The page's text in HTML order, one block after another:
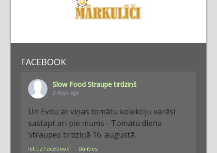
FACEBOOK
Slow Food Straupe tirdziņš
2 days ago
Un Evitu ar viņas tomātu kolekciju varēsi
sastapt arī pie mums - Tomātu diena
Straupes tirdziņā 16. augustā.
Iet uz Facebook · Dalīties